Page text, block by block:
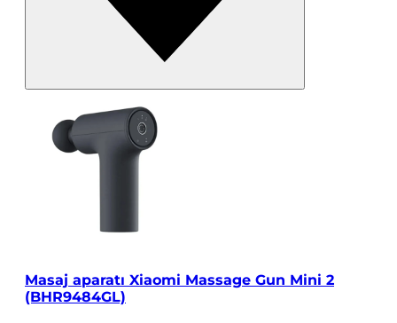
Masaj aparatı Xiaomi Massage Gun Mini 2
(BHR9484GL)